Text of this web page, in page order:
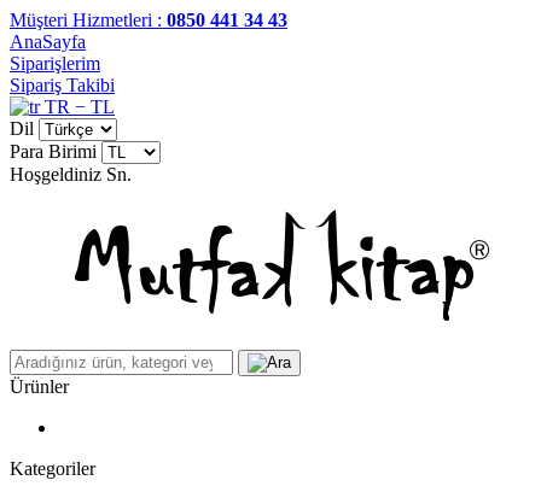
Müşteri Hizmetleri : 0850 441 34 43
AnaSayfa
Siparişlerim
Sipariş Takibi
TR − TL
Dil
Para Birimi
Hoşgeldiniz Sn.
Ürünler
Kategoriler